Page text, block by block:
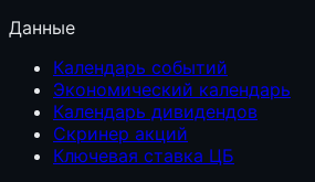
Данные
Календарь событий
Экономический календарь
Календарь дивидендов
Скринер акций
Ключевая ставка ЦБ